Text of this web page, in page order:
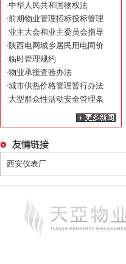
·中华人民共和国物权法
·前期物业管理招标投标管理
·业主大会和业主委员会指导
·陕西电网城乡居民用电同价
·临时管理规约
·物业承接查验办法
·城市供热价格管理暂行办法
·大型群众性活动安全管理条
西安仪表厂